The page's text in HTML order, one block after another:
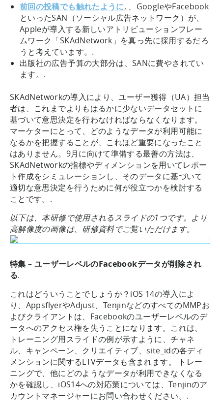
前回の投稿でも触れたように, 、GoogleやFacebook
といったSAN（ソーシャル広告ネットワーク）が、
Appleが導入する新しいアトリビューションフレー
ムワーク「SKAdNetwork」を真っ先に採用するだろ
うと考えています。.
出版社の広告予算の大部分は、SANに費やされてい
ます。.
SKAdNetworkの導入により、ユーザー獲得（UA）担当
者は、これまでよりもはるかに少ないデータセットに
基づいて意思決定を行わなければならなくなります。
マーケターにとって、どのようなデータが利用可能に
なるかを把握することが、これほど重要になったこと
はありません。9月に向けて準備する最善の方法は、
SKAdNetworkの指標やディメンションを用いてレポー
ト作成をシミュレーションし、そのデータに基づいて
適切な意思決定を行うために何が役立つかを検討する
ことです。.
以下は、本研修で使用されるスライドの1つです。より
高解像度の画像は、研修資料でご覧いただけます。
特集 – ユーザーレベルのFacebookデータが削除され
る.
これはどういうことでしょうか？iOS 14の導入によ
り、AppsflyerやAdjust、TenjinなどのすべてのMMPお
よびクライアントは、Facebookのユーザーレベルのデ
ータへのアクセス権を失うことになります。これは、
トレーニング用スライドの例が示すように、チャネ
ル、キャンペーン、クリエイティブ、site_idの各ディ
メンションに関するLTVデータも含まれます。 トレー
ニングで、他にどのようなデータが利用できなくなる
かを確認し、iOS14への対応策については、Tenjinのア
カウントマネージャーにお問い合わせください。.